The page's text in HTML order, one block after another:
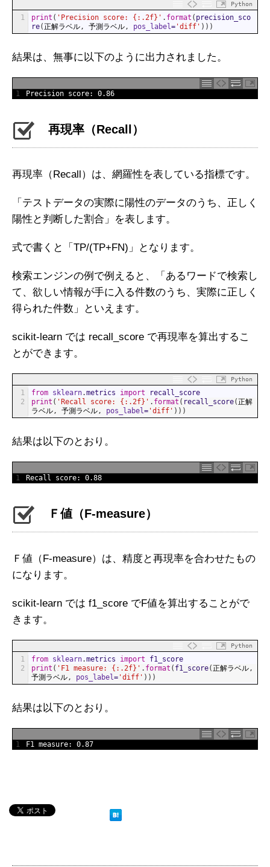
Python
1 print ( 'Precision score: {:.2f}' . format ( precision_sco
re(正解ラベル, 予測ラベル, pos_label= 'diff' ) ) )
結果は、無事に以下のように出力されました。
1 Precision score: 0.86
再現率（Recall）
再現率（Recall）は、網羅性を表している指標です。
「テストデータの実際に陽性のデータのうち、正しく
陽性と判断した割合」を表します。
式で書くと「TP/(TP+FN)」となります。
検索エンジンの例で例えると、「あるワードで検索し
て、欲しい情報が手に入る件数のうち、実際に正しく
得られた件数」といえます。
scikit-learn では recall_score で再現率を算出するこ
とができます。
Python
1
2
from sklearn.metrics import
recall_score
print ( 'Recall score: {:.2f}' . format ( recall_score(正解
ラベル, 予測ラベル, pos_label= 'diff' ) ) )
結果は以下のとおり。
1 Recall score: 0.88
Ｆ値（F-measure）
Ｆ値（F-measure）は、精度と再現率を合わせたもの
になります。
scikit-learn では f1_score でF値を算出することがで
きます。
Python
1
2
from sklearn.metrics import
f1_score
print ( 'F1 measure: {:.2f}' . format ( f1_score(正解ラベル,
予測ラベル, pos_label= 'diff' ) ) )
結果は以下のとおり。
1 F1 measure: 0.87